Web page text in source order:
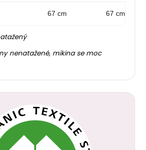
67 cm 67 cm
nenatažené, mikina se moc